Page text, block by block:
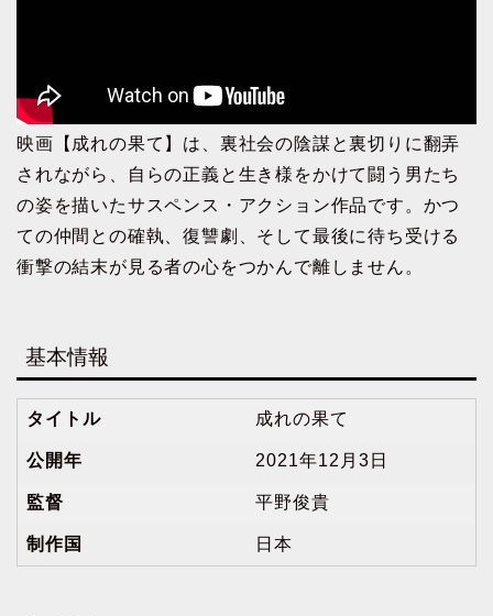
映画【成れの果て】は、裏社会の陰謀と裏切りに翻弄
されながら、自らの正義と生き様をかけて闘う男たち
の姿を描いたサスペンス・アクション作品です。かつ
ての仲間との確執、復讐劇、そして最後に待ち受ける
衝撃の結末が見る者の心をつかんで離しません。
基本情報
タイトル 成れの果て
公開年 2021年12月3日
監督 平野俊貴
制作国 日本